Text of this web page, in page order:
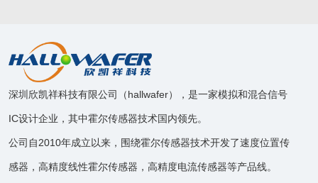
深圳欣凯祥科技有限公司（hallwafer），是一家模拟和混合信号
IC设计企业，其中霍尔传感器技术国内领先。
公司自2010年成立以来，围绕霍尔传感器技术开发了速度位置传
感器，高精度线性霍尔传感器，高精度电流传感器等产品线。